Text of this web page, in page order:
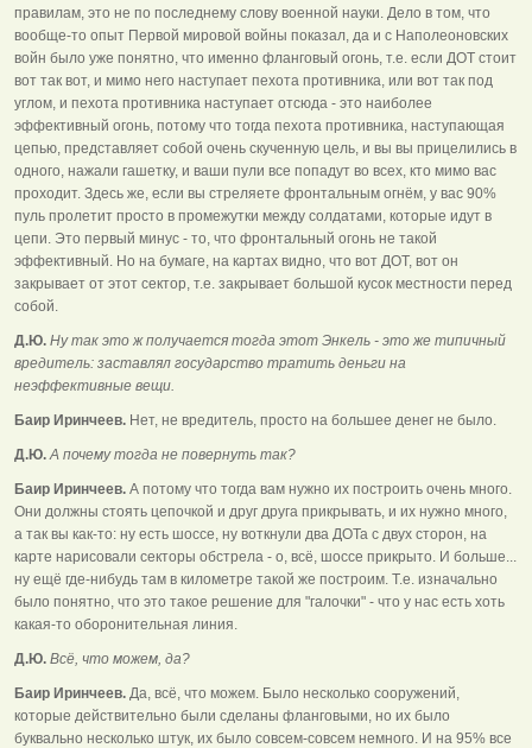
правилам, это не по последнему слову военной науки. Дело в том, что
вообще-то опыт Первой мировой войны показал, да и с Наполеоновских
войн было уже понятно, что именно фланговый огонь, т.е. если ДОТ стоит
вот так вот, и мимо него наступает пехота противника, или вот так под
углом, и пехота противника наступает отсюда - это наиболее
эффективный огонь, потому что тогда пехота противника, наступающая
цепью, представляет собой очень скученную цель, и вы вы прицелились в
одного, нажали гашетку, и ваши пули все попадут во всех, кто мимо вас
проходит. Здесь же, если вы стреляете фронтальным огнём, у вас 90%
пуль пролетит просто в промежутки между солдатами, которые идут в
цепи. Это первый минус - то, что фронтальный огонь не такой
эффективный. Но на бумаге, на картах видно, что вот ДОТ, вот он
закрывает от этот сектор, т.е. закрывает большой кусок местности перед
собой.
Д.Ю. Ну так это ж получается тогда этот Энкель - это же типичный
вредитель: заставлял государство тратить деньги на
неэффективные вещи.
Баир Иринчеев. Нет, не вредитель, просто на большее денег не было.
Д.Ю.А почему тогда не повернуть так?
Баир Иринчеев. А потому что тогда вам нужно их построить очень много.
Они должны стоять цепочкой и друг друга прикрывать, и их нужно много,
а так вы как-то: ну есть шоссе, ну воткнули два ДОТа с двух сторон, на
карте нарисовали секторы обстрела - о, всё, шоссе прикрыто. И больше...
ну ещё где-нибудь там в километре такой же построим. Т.е. изначально
было понятно, что это такое решение для "галочки" - что у нас есть хоть
какая-то оборонительная линия.
Д.Ю. Всё, что можем, да?
Баир Иринчеев. Да, всё, что можем. Было несколько сооружений,
которые действительно были сделаны фланговыми, но их было
буквально несколько штук, их было совсем-совсем немного. И на 95% все